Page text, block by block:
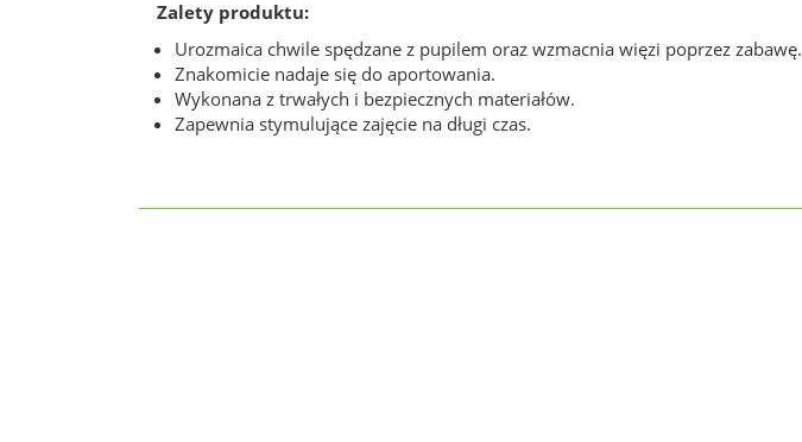
Zalety produktu:
Urozmaica chwile spędzane z pupilem oraz wzmacnia więzi poprzez zabawę.
Znakomicie nadaje się do aportowania.
Wykonana z trwałych i bezpiecznych materiałów.
Zapewnia stymulujące zajęcie na długi czas.